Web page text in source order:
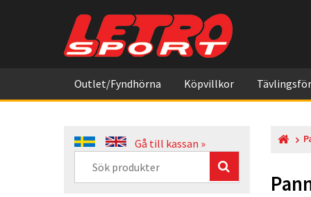
Outlet/Fyndhörna Köpvillkor
Gå till kassan »